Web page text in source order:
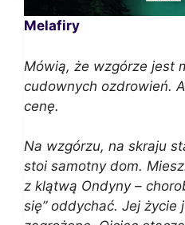
Melafiry
Mówią, że wzgórze jest
cudownych ozdrowień.
cenę.
Na wzgórzu, na skraju
stoi samotny dom.
z klątwą Ondyny –
się” oddychać. Jej życie